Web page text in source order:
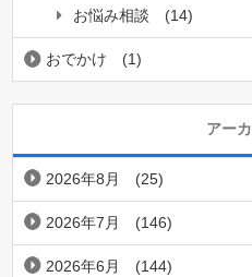
お悩み相談
(14)
おでかけ (1)
アー
2026年8月 (25)
2026年7月 (146)
2026年6月 (144)